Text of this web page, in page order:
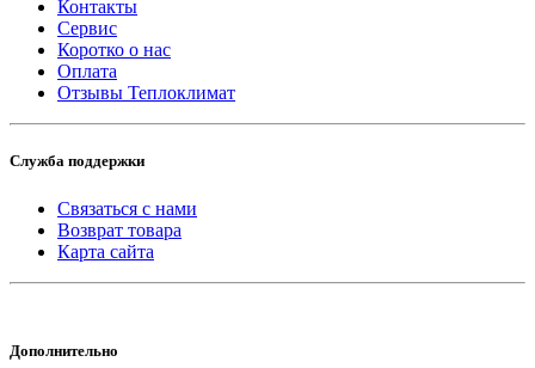
Контакты
Сервис
Коротко о нас
Оплата
Отзывы Теплоклимат
Служба поддержки
Связаться с нами
Возврат товара
Карта сайта
Дополнительно